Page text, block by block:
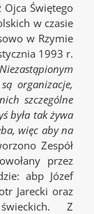
Ojca Świętego
w czasie
w Rzymie
1993 r.
Niezastąpionym
organizacje,
szczególne
była tak żywa
więc aby na
Zespół
przez
abp Józef
Jarecki oraz
Z